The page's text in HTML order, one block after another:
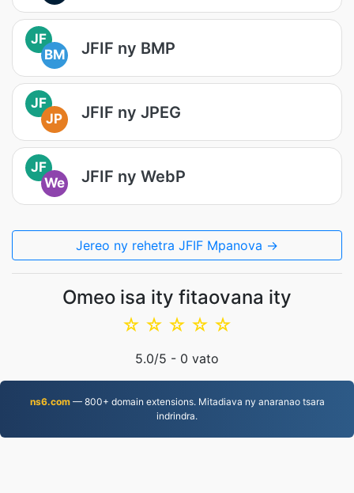
JF
BM
JFIF ny BMP
JF
JP
JFIF ny JPEG
JF
We
JFIF ny WebP
Jereo ny rehetra JFIF Mpanova →
Omeo isa ity fitaovana ity
☆
☆
☆
☆
☆
5.0/5 - 0 vato
ns6.com— 800+ domain extensions. Mitadiava ny anaranao tsara
indrindra.